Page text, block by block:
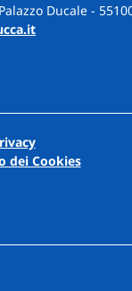
Ducale -
dei Cookies